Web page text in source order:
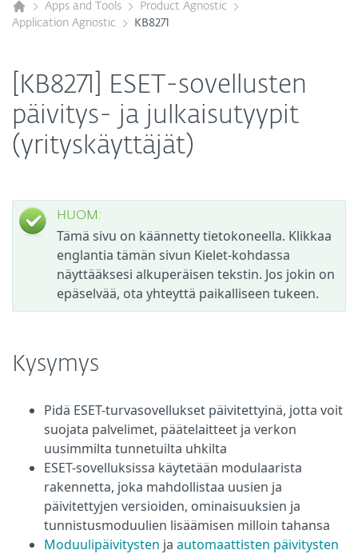
Apps and Tools
Product Agnostic
Application Agnostic
KB8271
[KB8271] ESET-sovellusten
päivitys- ja julkaisutyypit
(yrityskäyttäjät)
HUOM:
Tämä sivu on käännetty tietokoneella. Klikkaa
englantia tämän sivun Kielet-kohdassa
näyttääksesi alkuperäisen tekstin. Jos jokin on
epäselvää, ota yhteyttä paikalliseen tukeen.
Kysymys
Pidä ESET-turvasovellukset päivitettyinä, jotta voit
suojata palvelimet, päätelaitteet ja verkon
uusimmilta tunnetuilta uhkilta
ESET-sovelluksissa käytetään modulaarista
rakennetta, joka mahdollistaa uusien ja
päivitettyjen versioiden, ominaisuuksien ja
tunnistusmoduulien lisäämisen milloin tahansa
Moduulipäivitysten ja automaattisten päivitysten